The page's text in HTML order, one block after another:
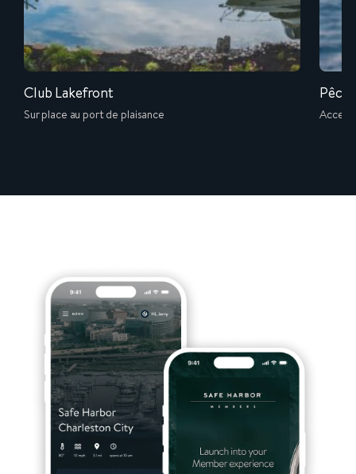
Club Lakefront
Sur place au port de plaisance